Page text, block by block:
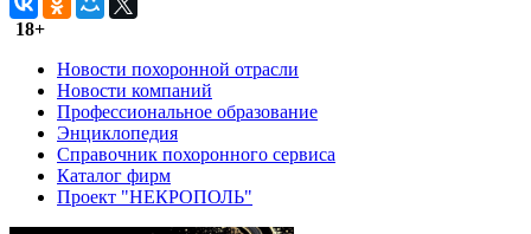
18+
Новости похоронной отрасли
Новости компаний
Профессиональное образование
Энциклопедия
Справочник похоронного сервиса
Каталог фирм
Проект "НЕКРОПОЛЬ"